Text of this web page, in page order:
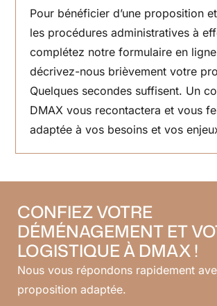
Pour bénéficier d’une proposition
les procédures administratives à
complétez notre formulaire en
décrivez-nous brièvement votre
Quelques secondes suffisent. Un
DMAX vous recontactera et vous
adaptée à vos besoins et vos
CONFIEZ VOTRE
DÉMÉNAGEMENT ET
LOGISTIQUE À DMAX !
Nous vous répondons rapidement
proposition adaptée.